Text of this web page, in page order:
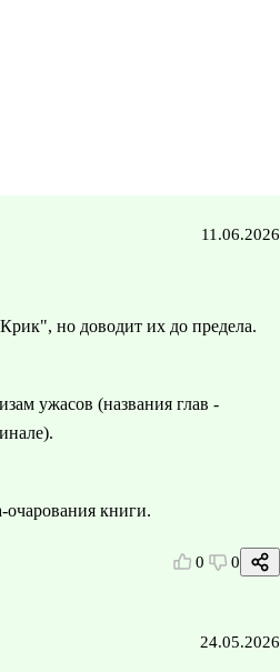
11.06.2026
но доводит их до предела.
ужасов (названия глав -
книги.
0 0
24.05.2026